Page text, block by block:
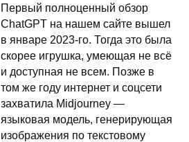
Первый полноценный обзор
ChatGPT на нашем сайте вышел
в январе 2023-го. Тогда это была
скорее игрушка, умеющая не всё
и доступная не всем. Позже в
том же году интернет и соцсети
захватила Midjourney —
языковая модель, генерирующая
изображения по текстовому